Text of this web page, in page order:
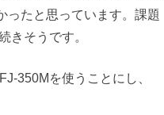
ったと思っています。課題
きそうです。
350Mを使うことにし、